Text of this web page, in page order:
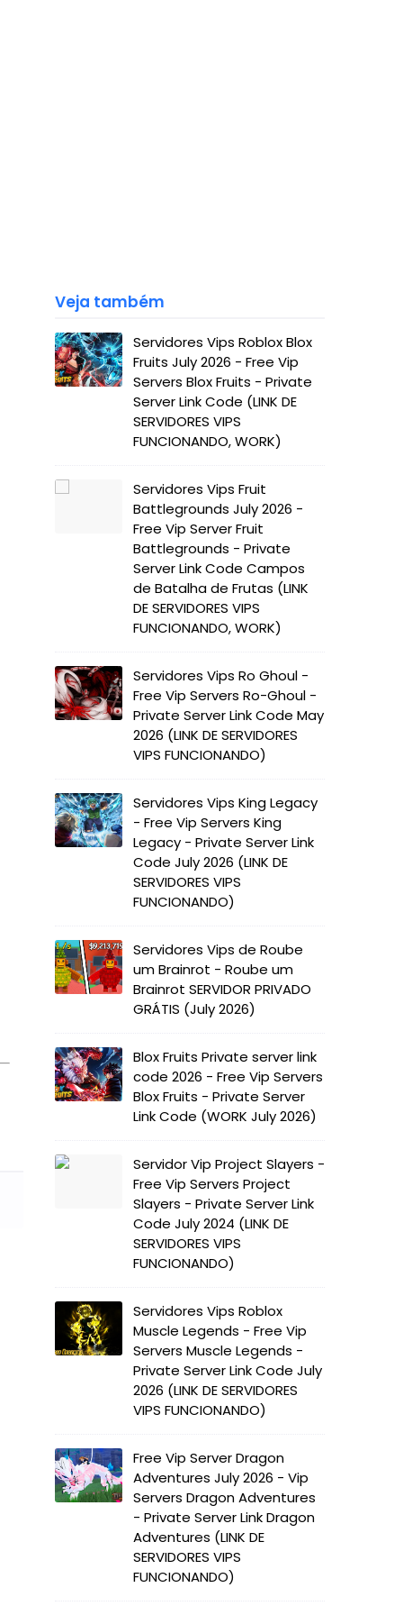
Veja também
Servidores Vips Roblox Blox
Fruits July 2026 - Free Vip
Servers Blox Fruits - Private
Server Link Code (LINK DE
SERVIDORES VIPS
FUNCIONANDO, WORK)
Servidores Vips Fruit
Battlegrounds July 2026 -
Free Vip Server Fruit
Battlegrounds - Private
Server Link Code Campos
de Batalha de Frutas (LINK
DE SERVIDORES VIPS
FUNCIONANDO, WORK)
Servidores Vips Ro Ghoul -
Free Vip Servers Ro-Ghoul -
Private Server Link Code May
2026 (LINK DE SERVIDORES
VIPS FUNCIONANDO)
Servidores Vips King Legacy
- Free Vip Servers King
Legacy - Private Server Link
Code July 2026 (LINK DE
SERVIDORES VIPS
FUNCIONANDO)
Servidores Vips de Roube
um Brainrot - Roube um
Brainrot SERVIDOR PRIVADO
GRÁTIS (July 2026)
Blox Fruits Private server link
code 2026 - Free Vip Servers
Blox Fruits - Private Server
Link Code (WORK July 2026)
Servidor Vip Project Slayers -
Free Vip Servers Project
Slayers - Private Server Link
Code July 2024 (LINK DE
SERVIDORES VIPS
FUNCIONANDO)
Servidores Vips Roblox
Muscle Legends - Free Vip
Servers Muscle Legends -
Private Server Link Code July
2026 (LINK DE SERVIDORES
VIPS FUNCIONANDO)
Free Vip Server Dragon
Adventures July 2026 - Vip
Servers Dragon Adventures
- Private Server Link Dragon
Adventures (LINK DE
SERVIDORES VIPS
FUNCIONANDO)